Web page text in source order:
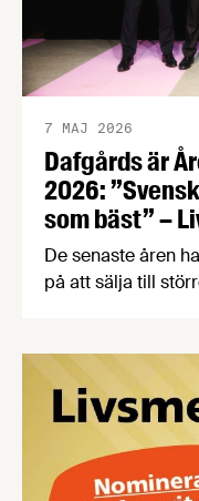
Dafgårds är
2026:
som bäst” –
7 MAJ 2026
De senaste åren
på att sälja till
fortfarande i
priset Årets
Årets